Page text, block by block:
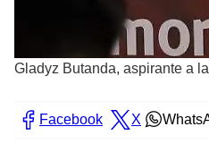
Gladyz Butanda, aspirante a
Facebook X